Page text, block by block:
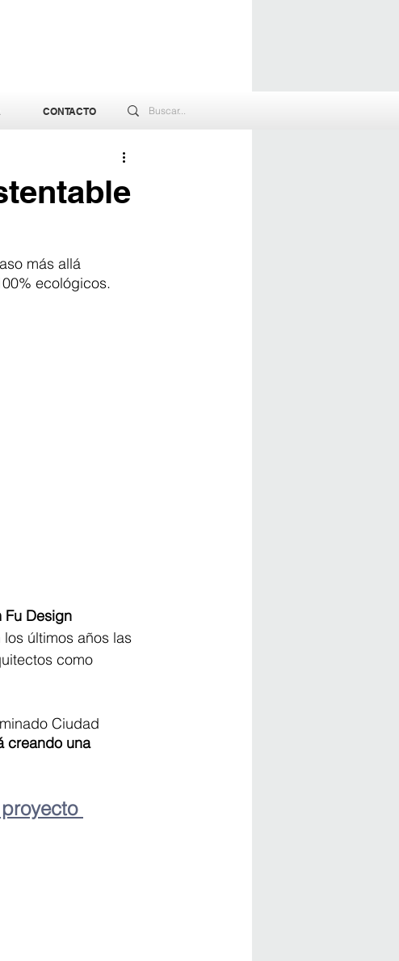
CONTACTO
más allá
ecológicos.
Design
últimos años las
como
Ciudad
creando una